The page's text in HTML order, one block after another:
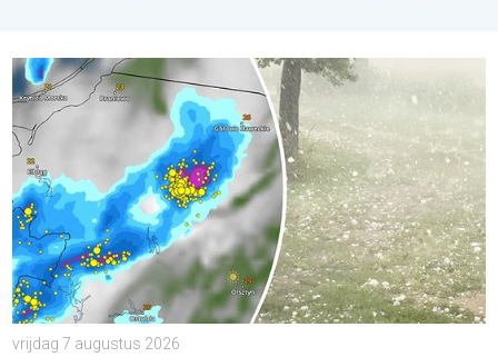
Hagel als tennisballen in Polen. Zwaar onweer treft steden. . .
vrijdag 7 augustus 2026